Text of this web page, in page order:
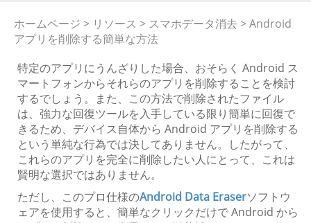
ホームページ > リソース > スマホデータ消去 > Android
アプリを削除する簡単な方法
特定のアプリにうんざりした場合、おそらく Android ス
マートフォンからそれらのアプリを削除することを検討
するでしょう。また、この方法で削除されたファイル
は、強力な回復ツールを入手している限り簡単に回復で
きるため、デバイス自体から Android アプリを削除する
という単純な行為では決してありません。したがって、
これらのアプリを完全に削除したい人にとって、これは
賢明な選択ではありません。
ただし、このプロ仕様のAndroid Data Eraserソフトウ
ェアを使用すると、簡単なクリックだけで Android から